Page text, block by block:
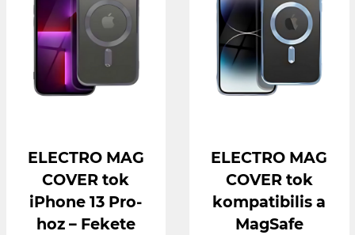
ELECTRO MAG
COVER tok
iPhone 13 Pro-
hoz – Fekete
ELECTRO MAG
COVER tok
kompatibilis a
MagSafe